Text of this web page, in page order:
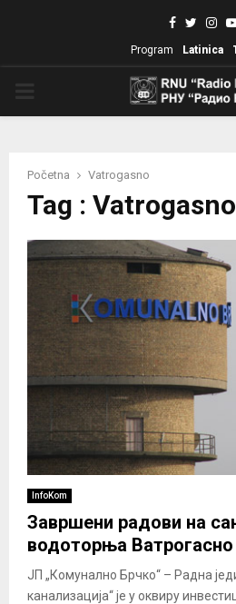
Facebook
Program Latinica
Početna Vatrogasno
Tag : Vatrogasno
InfoKom
Завршени радови на
водоторња Ватрогасно
ЈП „Комунално Брчко“ – Радна
канализација“ је у оквиру